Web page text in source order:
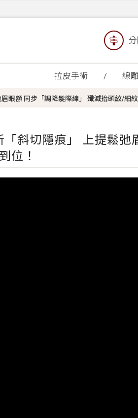
拉皮手術 線
眼額 同步「調降髮際線」 殲滅抬頭紋/細
斜切隱痕」 上提鬆
位！